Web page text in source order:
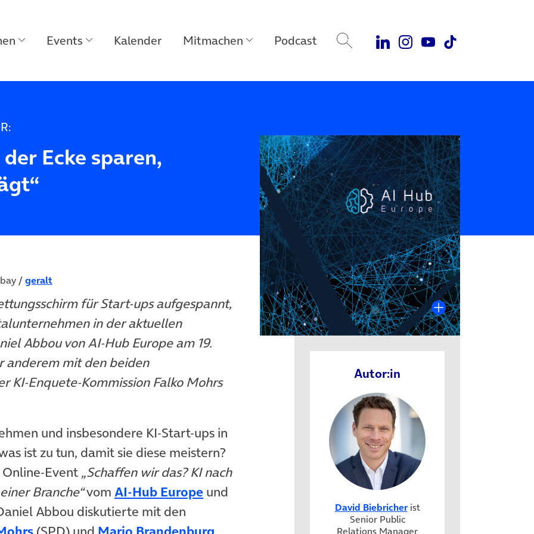
Events Kalender Mitmachen Podcast
Ecke sparen,
/geralt
für Start-ups aufgespannt,
in der aktuellen
Abbou von AI-Hub Europe am 19.
anderem mit den beiden
Enquete-Kommission Falko Mohrs
und insbesondere KI-Start-ups in
ist zu tun, damit sie diese meistern?
Event „Schaffen wir das? KI nach
Branche“vom AI-Hub Europe(öffnet in neuem Tab)
und
Abbou diskutierte mit den
Autor:in
David Biebricherist
Senior Public
Relations Manager